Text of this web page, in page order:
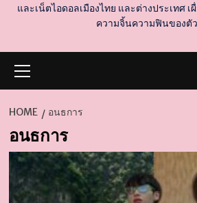
และเน็ตไอดอลเมืองไทย และต่างประเทศ
ความจิ้นความฟินของตัว
Menu
HOME อนธการ
อนธการ